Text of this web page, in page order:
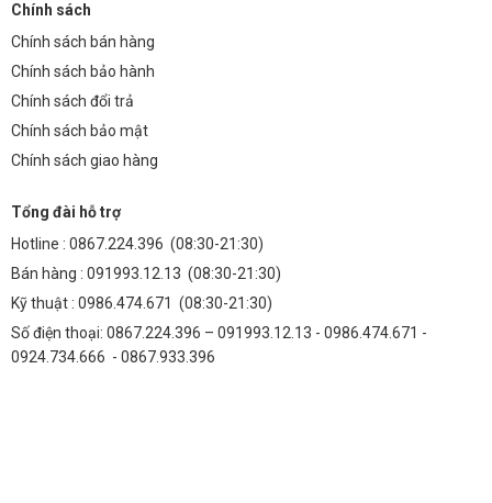
Chính sách
Chính sách bán hàng
Chính sách bảo hành
Chính sách đổi trả
Chính sách bảo mật
Chính sách giao hàng
Tổng đài hỗ trợ
Hotline : 0867.224.396 (08:30-21:30)
Bán hàng : 091993.12.13 (08:30-21:30)
Kỹ thuật : 0986.474.671 (08:30-21:30)
Số điện thoại: 0867.224.396 – 091993.12.13 - 0986.474.671 -
0924.734.666 - 0867.933.396